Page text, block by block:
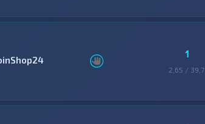
1
2,65 / 39,7